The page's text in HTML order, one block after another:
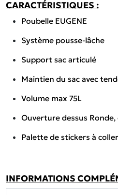
CARACTÉRISTIQUES :
Poubelle EUGENE
Système pousse-lâche
Support sac articulé
Maintien du sac avec
Volume max 75L
Ouverture dessus
Palette de stickers à coller
INFORMATIONS